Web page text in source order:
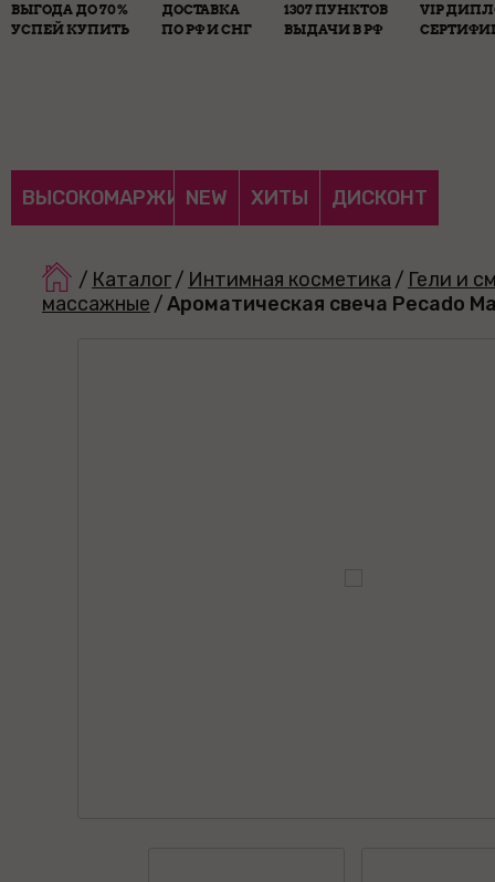
ВЫГОДА ДО 70%
УСПЕЙ КУПИТЬ
ДОСТАВКА
ПО РФ И СНГ
1307 ПУНКТОВ
ВЫДАЧИ В РФ
VIP
ВЫСОКОМАРЖИНАЛЬНЫЕ
NEW ХИТЫ ДИСКОНТ
/ Каталог/ Интимная косметика / Гели и
массажные /Ароматическая свеча Рecado